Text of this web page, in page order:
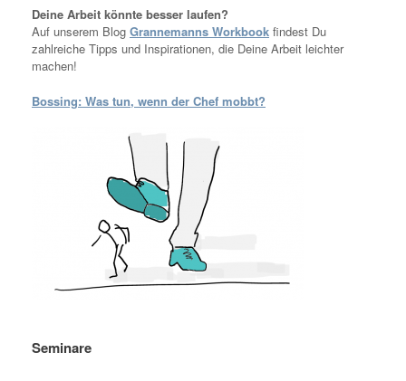
Deine Arbeit könnte besser laufen?
Auf unserem Blog Grannemanns Workbook findest Du
zahlreiche Tipps und Inspirationen, die Deine Arbeit leichter
machen!
Bossing: Was tun, wenn der Chef mobbt?
Seminare